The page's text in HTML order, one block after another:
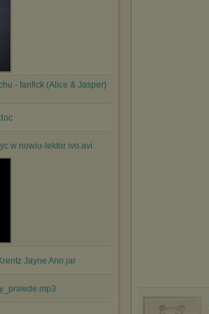
- fanfick (Alice & Jasper)
w nowiu-lektor ivo.avi
Jayne Ann.jar